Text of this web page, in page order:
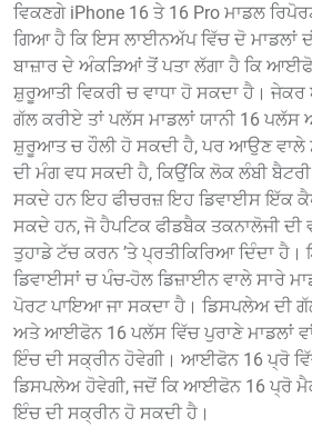
ਵਿਕਣਗੇ iPhone 16 ਤੇ 16 Pro ਮਾਡਲ
ਗਿਆ ਹੈ ਕਿ ਇਸ ਲਾਈਨਅੱਪ ਵਿੱਚ ਦੋ ਮਾਡਲਾਂ
ਬਾਜ਼ਾਰ ਦੇ ਅੰਕੜਿਆਂ ਤੋਂ ਪਤਾ ਲੱਗਾ ਹੈ ਕਿ
ਸ਼ੁਰੂਆਤੀ ਵਿਕਰੀ ਚ ਵਾਧਾ ਹੋ ਸਕਦਾ ਹੈ। ਜੇਕਰ
ਗੱਲ ਕਰੀਏ ਤਾਂ ਪਲੱਸ ਮਾਡਲਾਂ ਯਾਨੀ 16
ਸ਼ੁਰੂਆਤ ਚ ਹੌਲੀ ਹੋ ਸਕਦੀ ਹੈ, ਪਰ ਆਉਣ ਵਾਲੇ
ਦੀ ਮੰਗ ਵਧ ਸਕਦੀ ਹੈ, ਕਿਉਂਕਿ ਲੋਕ ਲੰਬੀ
ਸਕਦੇ ਹਨ ਇਹ ਫੀਚਰਜ਼ ਇਹ ਡਿਵਾਈਸ ਇੱਕ
ਸਕਦੇ ਹਨ, ਜੋ ਹੈਪਟਿਕ ਫੀਡਬੈਕ ਤਕਨਾਲੋਜੀ
ਤੁਹਾਡੇ ਟੱਚ ਕਰਨ ’ਤੇ ਪ੍ਰਤੀਕਿਰਿਆ ਦਿੰਦਾ
ਡਿਵਾਈਸਾਂ ਚ ਪੰਚ-ਹੋਲ ਡਿਜ਼ਾਈਨ ਵਾਲੇ ਸਾਰੇ
ਪੋਰਟ ਪਾਇਆ ਜਾ ਸਕਦਾ ਹੈ। ਡਿਸਪਲੇਅ ਦੀ
ਅਤੇ ਆਈਫੋਨ 16 ਪਲੱਸ ਵਿੱਚ ਪੁਰਾਣੇ ਮਾਡਲਾਂ
ਇੰਚ ਦੀ ਸਕ੍ਰੀਨ ਹੋਵੇਗੀ। ਆਈਫੋਨ 16 ਪ੍ਰੋ
ਡਿਸਪਲੇਅ ਹੋਵੇਗੀ, ਜਦੋਂ ਕਿ ਆਈਫੋਨ 16 ਪ੍ਰੋ
ਇੰਚ ਦੀ ਸਕ੍ਰੀਨ ਹੋ ਸਕਦੀ ਹੈ।